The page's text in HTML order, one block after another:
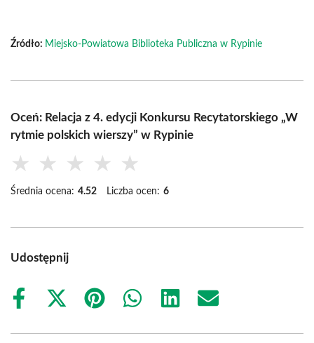
Źródło: Miejsko-Powiatowa Biblioteka Publiczna w Rypinie
Oceń: Relacja z 4. edycji Konkursu Recytatorskiego „W
rytmie polskich wierszy” w Rypinie
★ ★ ★ ★ ★
Średnia ocena: 4.52 Liczba ocen: 6
Udostępnij
Share
Share
(Twitter)
Share
Share
Share
Share